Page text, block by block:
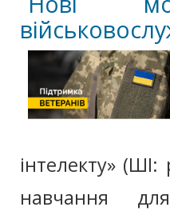
інтелекту»
навчання